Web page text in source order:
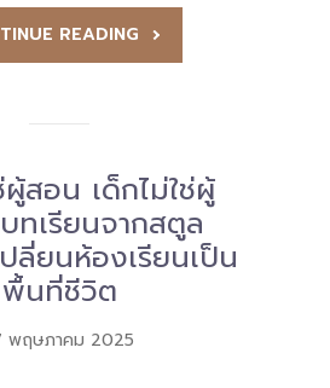
READING
ผู้สอน เด็กไม่ใช่ผู้
ทเรียนจากสตูล
ลี่ยนห้องเรียนเป็น
พื้นที่ชีวิต
พฤษภาคม 2025